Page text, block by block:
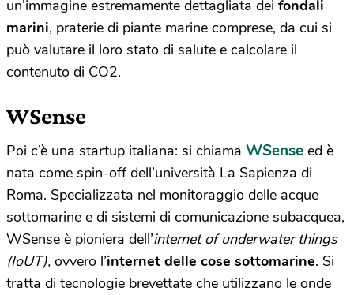
un’immagine estremamente dettagliata dei fondali
marini, praterie di piante marine comprese, da cui si
può valutare il loro stato di salute e calcolare il
contenuto di CO2.
WSense
Poi c’è una startup italiana: si chiama WSense ed è
nata come spin-off dell’università La Sapienza di
Roma. Specializzata nel monitoraggio delle acque
sottomarine e di sistemi di comunicazione subacquea,
WSense è pioniera dell’internet of underwater things
(IoUT), ovvero l’internet delle cose sottomarine. Si
tratta di tecnologie brevettate che utilizzano le onde